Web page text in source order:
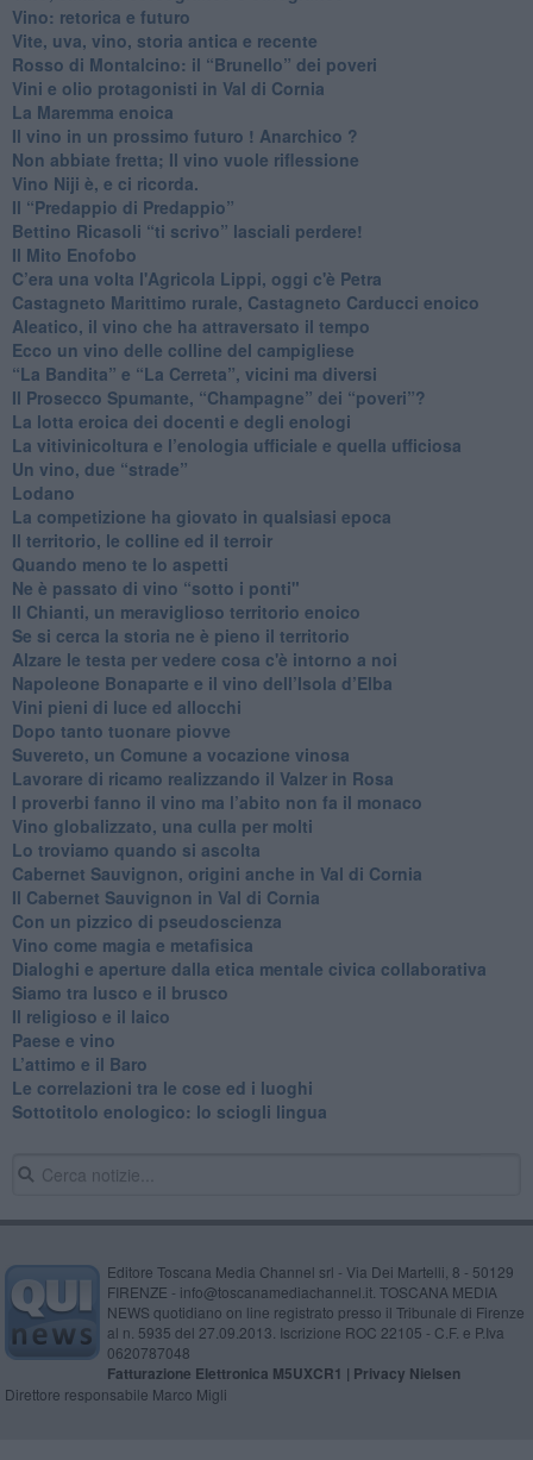
​Vino: retorica e futuro
​Vite, uva, vino, storia antica e recente
​Rosso di Montalcino: il “Brunello” dei poveri
Vini e olio protagonisti in Val di Cornia
​La Maremma enoica
Il vino in un prossimo futuro ! Anarchico ?
​Non abbiate fretta; Il vino vuole riflessione
​Vino Niji è, e ci ricorda.
Il “Predappio di Predappio”
Bettino Ricasoli “ti scrivo” lasciali perdere!
Il Mito Enofobo
​C’era una volta l'Agricola Lippi, oggi c'è Petra
​Castagneto Marittimo rurale, Castagneto Carducci enoico
Aleatico, il vino che ha attraversato il tempo
Ecco un vino delle colline del campigliese
“La Bandita” e “La Cerreta”, vicini ma diversi
​Il Prosecco Spumante, “Champagne” dei “poveri”?
​La lotta eroica dei docenti e degli enologi
​La vitivinicoltura e l’enologia ufficiale e quella ufficiosa
​Un vino, due “strade”
Lodano
​La competizione ha giovato in qualsiasi epoca
Il territorio, le colline ed il terroir
Quando meno te lo aspetti
​Ne è passato di vino “sotto i ponti"
​Il Chianti, un meraviglioso territorio enoico
​Se si cerca la storia ne è pieno il territorio
Alzare le testa per vedere cosa c'è intorno a noi
​Napoleone Bonaparte e il vino dell’Isola d’Elba
Vini pieni di luce ed allocchi
Dopo tanto tuonare piovve
Suvereto, un Comune a vocazione vinosa
Lavorare di ricamo realizzando il Valzer in Rosa
​I proverbi fanno il vino ma l’abito non fa il monaco
Vino globalizzato, una culla per molti
Lo troviamo quando si ascolta
Cabernet Sauvignon, origini anche in Val di Cornia
Il Cabernet Sauvignon in Val di Cornia
Con un pizzico di pseudoscienza
​Vino come magia e metafisica
Dialoghi e aperture dalla etica mentale civica collaborativa
Siamo tra lusco e il brusco
Il religioso e il laico
​Paese e vino
L’attimo e il Baro
Le correlazioni tra le cose ed i luoghi
​Sottotitolo enologico: lo sciogli lingua
Editore Toscana Media Channel srl - Via Dei Martelli, 8 - 50129
FIRENZE - info@toscanamediachannel.it. TOSCANA MEDIA
NEWS quotidiano on line registrato presso il Tribunale di Firenze
al n. 5935 del 27.09.2013. Iscrizione ROC 22105 - C.F. e P.Iva
0620787048
Fatturazione Elettronica M5UXCR1 | Privacy Nielsen
Direttore responsabile Marco Migli